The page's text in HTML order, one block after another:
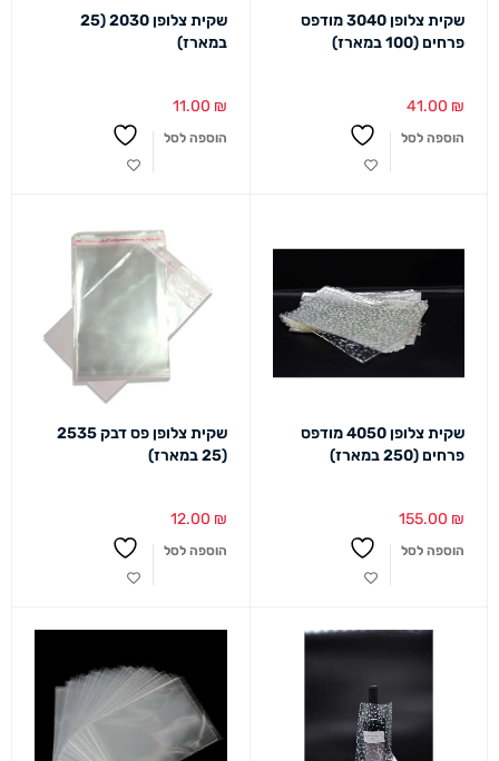
שקית צלופן 3040 מודפס
פרחים (100 במארז)
41.00 ₪
הוספה לסל
שקית צלופן 2030 (25
במארז)
11.00 ₪
הוספה לסל
שקית צלופן 4050 מודפס
פרחים (250 במארז)
155.00 ₪
הוספה לסל
שקית צלופן פס דבק 2535
(25 במארז)
12.00 ₪
הוספה לסל